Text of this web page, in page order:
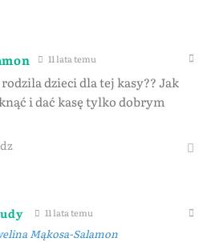
11 lata temu
dzieci dla tej kasy?? Jak
i dać kasę tylko dobrym
11 lata temu
Mąkosa-Salamon